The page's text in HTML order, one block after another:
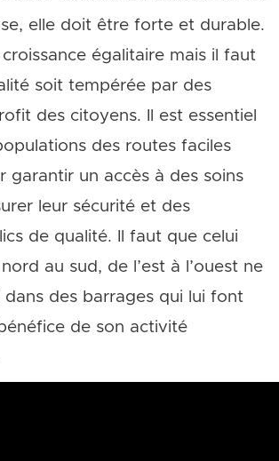
elle doit être forte et durable.
croissance égalitaire mais il faut
soit tempérée par des
des citoyens. Il est essentiel
des routes faciles
garantir un accès à des soins
leur sécurité et des
de qualité. Il faut que celui
au sud, de l’est à l’ouest ne
dans des barrages qui lui font
de son activité